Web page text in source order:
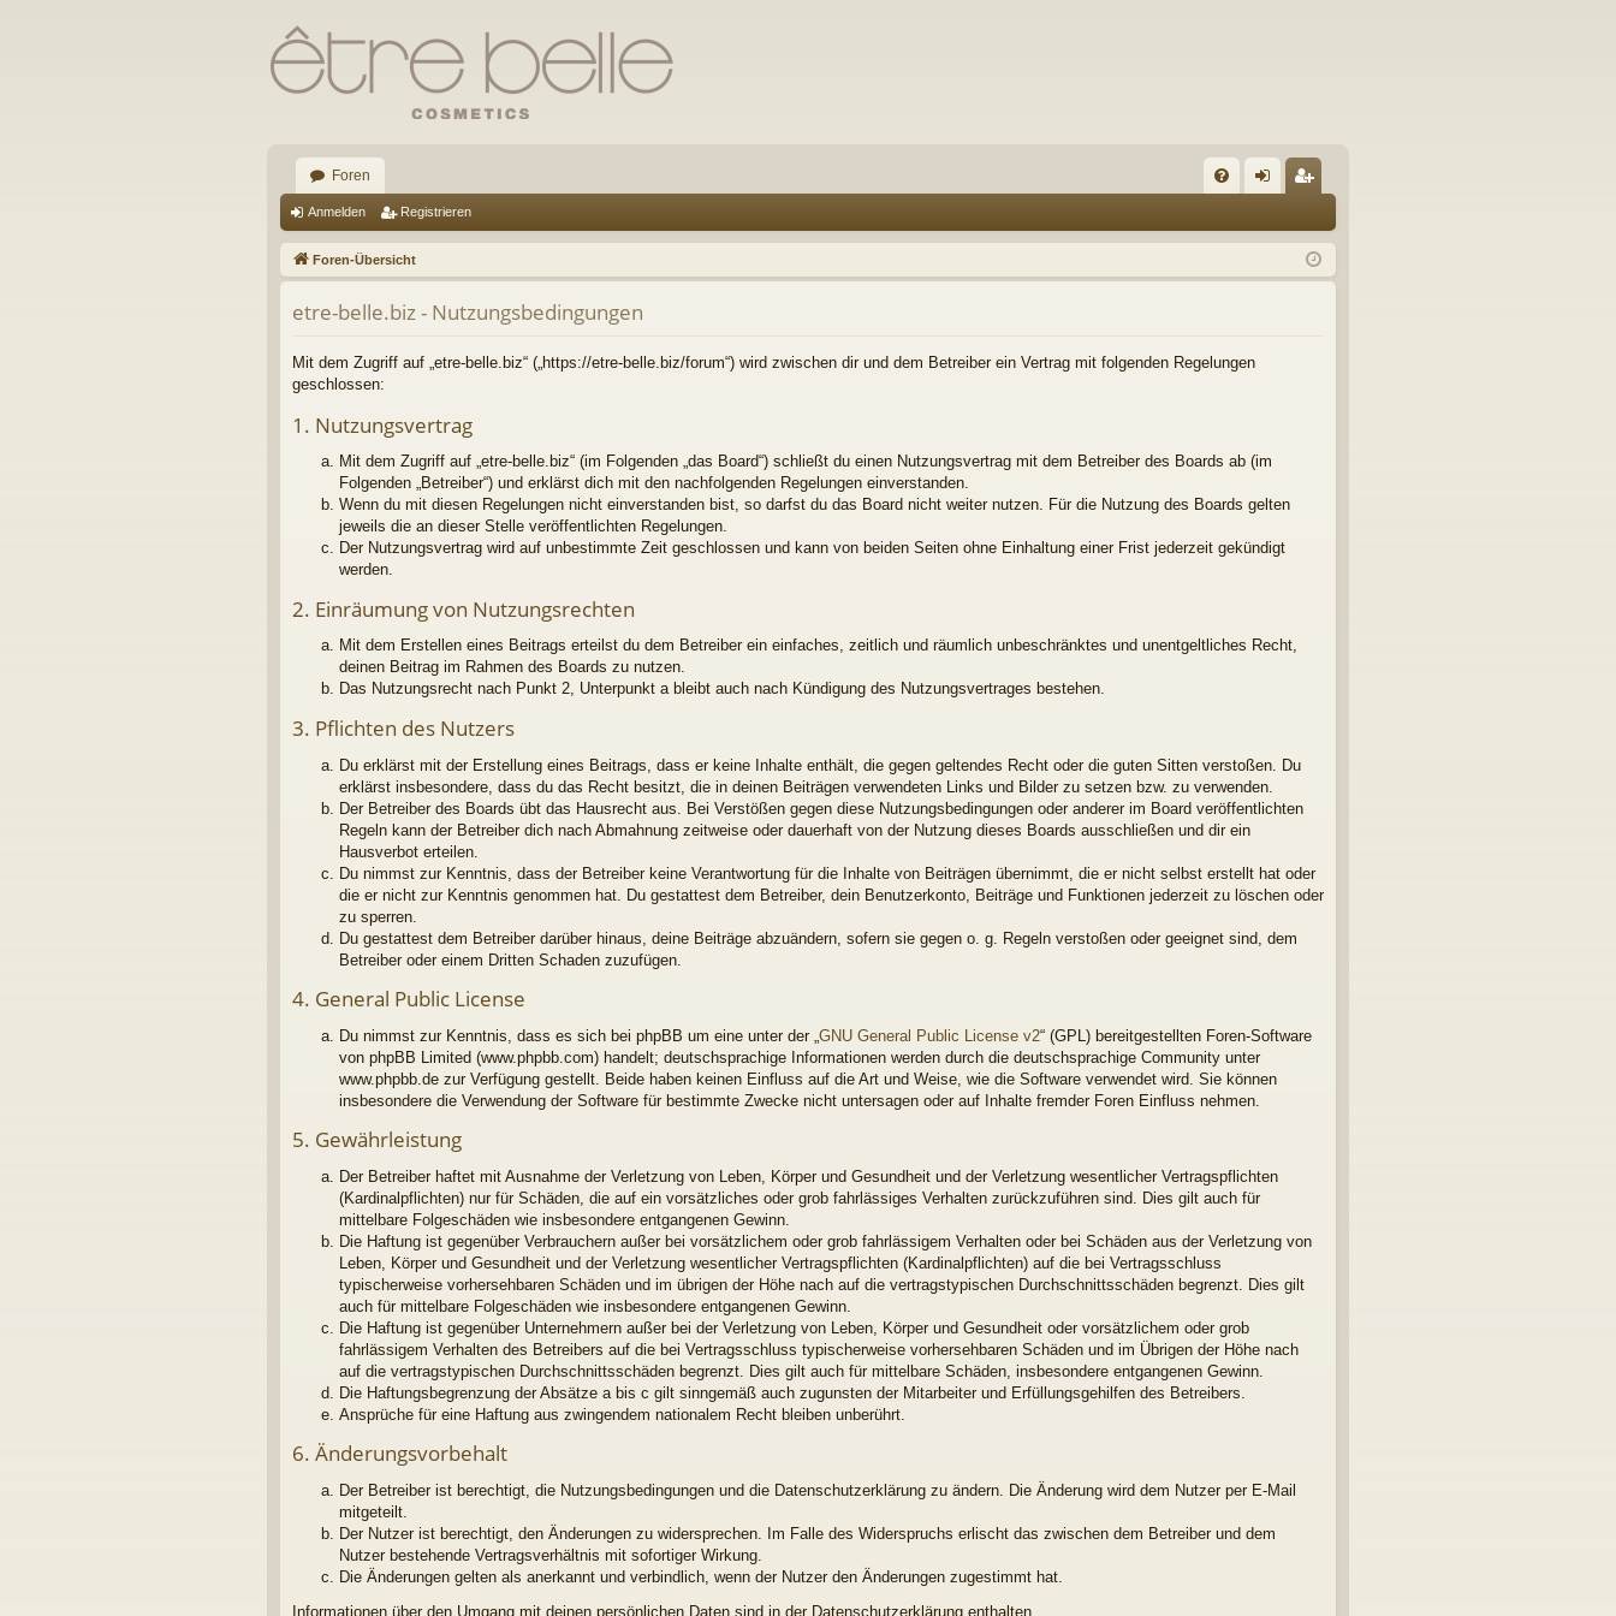
Foren
Q m
el
ist
rie
Anmelden Registrieren
Foren-Übersicht
etre-belle.biz - Nutzungsbedingungen
Mit dem Zugriff auf „etre-belle.biz“ („https://etre-belle.biz/forum“) wird zwischen dir und dem Betreiber ein Vertrag mit folgenden Regelungen
geschlossen:
1. Nutzungsvertrag
Mit dem Zugriff auf „etre-belle.biz“ (im Folgenden „das Board“) schließt du einen Nutzungsvertrag mit dem Betreiber des Boards ab (im
Folgenden „Betreiber“) und erklärst dich mit den nachfolgenden Regelungen einverstanden.
Wenn du mit diesen Regelungen nicht einverstanden bist, so darfst du das Board nicht weiter nutzen. Für die Nutzung des Boards gelten
jeweils die an dieser Stelle veröffentlichten Regelungen.
Der Nutzungsvertrag wird auf unbestimmte Zeit geschlossen und kann von beiden Seiten ohne Einhaltung einer Frist jederzeit gekündigt
werden.
2. Einräumung von Nutzungsrechten
Mit dem Erstellen eines Beitrags erteilst du dem Betreiber ein einfaches, zeitlich und räumlich unbeschränktes und unentgeltliches Recht,
deinen Beitrag im Rahmen des Boards zu nutzen.
Das Nutzungsrecht nach Punkt 2, Unterpunkt a bleibt auch nach Kündigung des Nutzungsvertrages bestehen.
3. Pflichten des Nutzers
Du erklärst mit der Erstellung eines Beitrags, dass er keine Inhalte enthält, die gegen geltendes Recht oder die guten Sitten verstoßen. Du
erklärst insbesondere, dass du das Recht besitzt, die in deinen Beiträgen verwendeten Links und Bilder zu setzen bzw. zu verwenden.
Der Betreiber des Boards übt das Hausrecht aus. Bei Verstößen gegen diese Nutzungsbedingungen oder anderer im Board veröffentlichten
Regeln kann der Betreiber dich nach Abmahnung zeitweise oder dauerhaft von der Nutzung dieses Boards ausschließen und dir ein
Hausverbot erteilen.
Du nimmst zur Kenntnis, dass der Betreiber keine Verantwortung für die Inhalte von Beiträgen übernimmt, die er nicht selbst erstellt hat oder
die er nicht zur Kenntnis genommen hat. Du gestattest dem Betreiber, dein Benutzerkonto, Beiträge und Funktionen jederzeit zu löschen oder
zu sperren.
Du gestattest dem Betreiber darüber hinaus, deine Beiträge abzuändern, sofern sie gegen o. g. Regeln verstoßen oder geeignet sind, dem
Betreiber oder einem Dritten Schaden zuzufügen.
4. General Public License
Du nimmst zur Kenntnis, dass es sich bei phpBB um eine unter der „ GNU General Public License v2“ (GPL) bereitgestellten Foren-Software
von phpBB Limited (www.phpbb.com) handelt; deutschsprachige Informationen werden durch die deutschsprachige Community unter
www.phpbb.de zur Verfügung gestellt. Beide haben keinen Einfluss auf die Art und Weise, wie die Software verwendet wird. Sie können
insbesondere die Verwendung der Software für bestimmte Zwecke nicht untersagen oder auf Inhalte fremder Foren Einfluss nehmen.
5. Gewährleistung
Der Betreiber haftet mit Ausnahme der Verletzung von Leben, Körper und Gesundheit und der Verletzung wesentlicher Vertragspflichten
(Kardinalpflichten) nur für Schäden, die auf ein vorsätzliches oder grob fahrlässiges Verhalten zurückzuführen sind. Dies gilt auch für
mittelbare Folgeschäden wie insbesondere entgangenen Gewinn.
Die Haftung ist gegenüber Verbrauchern außer bei vorsätzlichem oder grob fahrlässigem Verhalten oder bei Schäden aus der Verletzung von
Leben, Körper und Gesundheit und der Verletzung wesentlicher Vertragspflichten (Kardinalpflichten) auf die bei Vertragsschluss
typischerweise vorhersehbaren Schäden und im übrigen der Höhe nach auf die vertragstypischen Durchschnittsschäden begrenzt. Dies gilt
auch für mittelbare Folgeschäden wie insbesondere entgangenen Gewinn.
Die Haftung ist gegenüber Unternehmern außer bei der Verletzung von Leben, Körper und Gesundheit oder vorsätzlichem oder grob
fahrlässigem Verhalten des Betreibers auf die bei Vertragsschluss typischerweise vorhersehbaren Schäden und im Übrigen der Höhe nach
auf die vertragstypischen Durchschnittsschäden begrenzt. Dies gilt auch für mittelbare Schäden, insbesondere entgangenen Gewinn.
Die Haftungsbegrenzung der Absätze a bis c gilt sinngemäß auch zugunsten der Mitarbeiter und Erfüllungsgehilfen des Betreibers.
Ansprüche für eine Haftung aus zwingendem nationalem Recht bleiben unberührt.
6. Änderungsvorbehalt
Der Betreiber ist berechtigt, die Nutzungsbedingungen und die Datenschutzerklärung zu ändern. Die Änderung wird dem Nutzer per E-Mail
mitgeteilt.
Der Nutzer ist berechtigt, den Änderungen zu widersprechen. Im Falle des Widerspruchs erlischt das zwischen dem Betreiber und dem
Nutzer bestehende Vertragsverhältnis mit sofortiger Wirkung.
Die Änderungen gelten als anerkannt und verbindlich, wenn der Nutzer den Änderungen zugestimmt hat.
Informationen über den Umgang mit deinen persönlichen Daten sind in der Datenschutzerklärung enthalten.